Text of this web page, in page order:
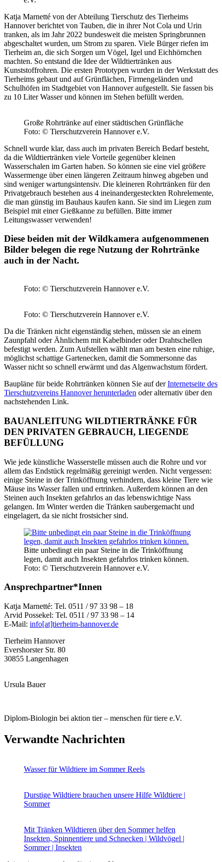
Katja Marnetté von der Abteilung Tierschutz des Tierheims
Hannover berichtet von Tauben, die in ihrer Not Cola und Urin
tranken, als im Jahr 2022 bundesweit die meisten Springbrunnen
abgeschaltet wurden, um Strom zu sparen. Viele Bürger riefen im
Tierheim an, die sich Sorgen um Vögel, Igel und Eichhörnchen
machten. So entstand die Idee der Wildtiertränken aus
Kunststoffrohren. Die ersten Prototypen wurden in der Werkstatt des
Tierheims gebaut und auf Grünflächen, Firmengeländen und
Schulhöfen im Stadtgebiet von Hannover aufgestellt. Sie fassen bis
zu 10 Liter Wasser und können im Stehen befüllt werden.
Große Rohrtränke auf einer städtischen Grünfläche
Foto: © Tierschutzverein Hannover e.V.
Schnell wurde klar, dass auch im privaten Bereich Bedarf besteht,
da die Wildtiertränken viele Vorteile gegenüber kleinen
Wasserschalen im Garten haben. So können sie eine viel größere
Wassermenge über einen längeren Zeitraum hinweg abgeben und
sind weniger wartungsintensiv. Die kleineren Rohrtränken für den
Privatgebrauch bestehen aus 4 ineinandergesteckten Rohrelemente,
die man günstig im Bauhaus kaufen kann. Sie sind im Liegen zum
Beispiel mit einer Gießkanne zu befüllen. Bitte immer
Leitungswasser verwenden!
Diese beiden mit der Wildkamera aufgenommenen
Bilder belegen die rege Nutzung der Rohrtränke
auch in der Nacht.
Foto: © Tierschutzverein Hannover e.V.
Foto: © Tierschutzverein Hannover e.V.
Da die Tränken nicht eigenständig stehen, müssen sie an einem
Zaunpfahl oder Ähnlichem mit Kabelbinder oder Drahtschellen
befestigt werden. Zum Aufstellen wählt man am besten eine ruhige,
möglichst schattige Gartenecken, damit die Sommersonne das
Wasser nicht so schnell erwärmt und das Algenwachstum fördert.
Baupläne für beide Rohrtränken können Sie auf derInternetseite des
Tierschutzvereins Hannover herunterladen oder alternativ über den
nachstehenden Link.
BAUANLEITUNG WILDTIERTRÄNKE FÜR
DEN PRIVATEN GEBRAUCH, LIEGENDE
BEFÜLLUNG
Wie jede künstliche Wasserstelle müssen auch die Rohre und vor
allem das Endstück regelmäßig gereinigt werden. Nicht vergessen:
einige Steine in der Trinköffnung verhindern, dass kleine Tiere wie
Mäuse ins Wasser fallen und ertrinken. Außerdem können an den
Steinen auch Insekten gefahrlos an das lebenswichtige Nass
gelangen. Im Winter werden die Tränken saubergemacht und
eingelagert, da sie nicht frostsicher sind.
Bitte unbedingt ein paar Steine in die Trinköffnung
legen, damit auch Insekten gefahrlos trinken können.
Foto: © Tierschutzverein Hannover e.V.
Ansprechpartner*Innen
Katja Marnetté: Tel. 0511 / 97 33 98 – 18
Arvid Possekel: Tel. 0511 / 97 33 98 – 14
E-Mail: info[at]tierheim-hannover.de
Tierheim Hannover
Evershorster Str. 80
30855 Langenhagen
Ursula Bauer
Diplom-Biologin bei aktion tier – menschen für tiere e.V.
Verwandte Nachrichten
Wasser für Wildtiere im SommerReels
Durstige Wildtiere brauchen unsere Hilfe Wildtiere |
Sommer
Mit Tränken Wildtieren über den Sommer helfen
Insekten, Spinnentiere und Schnecken | Wildvögel |
Sommer | Insekten